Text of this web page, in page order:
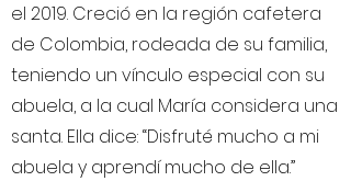
el 2019. Creció en la región cafetera
de Colombia, rodeada de su familia,
teniendo un vínculo especial con su
abuela, a la cual María considera una
santa. Ella dice: “Disfruté mucho a mi
abuela y aprendí mucho de ella.”